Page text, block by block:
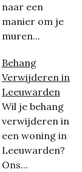
naar een
manier om je
muren...
Behang
Verwijderen in
Leeuwarden
Wil je behang
verwijderen in
een woning in
Leeuwarden?
Ons...